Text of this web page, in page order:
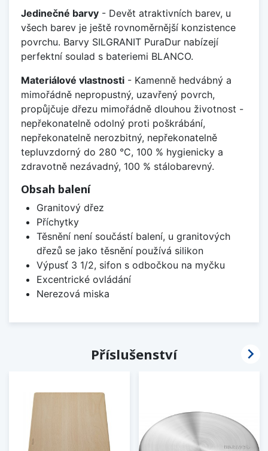
Jedinečné barvy - Devět atraktivních barev, u
všech barev je ještě rovnoměrnější konzistence
povrchu. Barvy SILGRANIT PuraDur nabízejí
perfektní soulad s bateriemi BLANCO.
Materiálové vlastnosti - Kamenně hedvábný a
mimořádně nepropustný, uzavřený povrch,
propůjčuje dřezu mimořádně dlouhou životnost -
nepřekonatelně odolný proti poškrábání,
nepřekonatelně nerozbitný, nepřekonatelně
tepluvzdorný do 280 °C, 100 % hygienicky a
zdravotně nezávadný, 100 % stálobarevný.
Obsah balení
Granitový dřez
Příchytky
Těsnění není součástí balení, u granitových
dřezů se jako těsnění používá silikon
Výpusť 3 1/2, sifon s odbočkou na myčku
Excentrické ovládání
Nerezová miska
Příslušenství 